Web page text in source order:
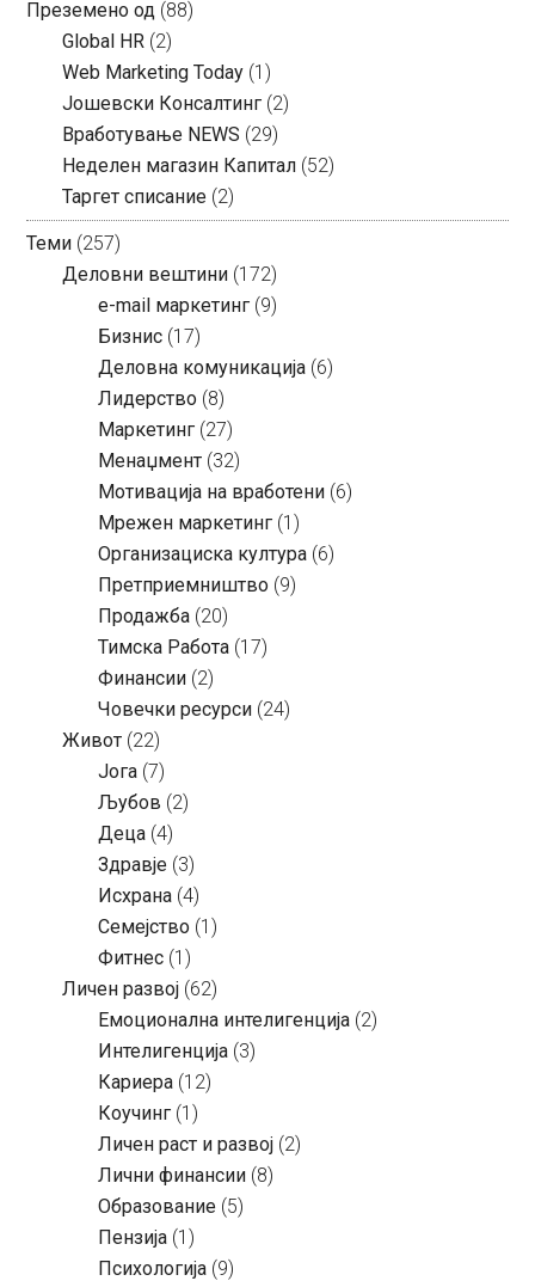
Преземено од (88)
Global HR (2)
Web Marketing Today (1)
Јошевски Консалтинг (2)
Вработување NEWS (29)
Неделен магазин Капитал (52)
Таргет списание (2)
Теми (257)
Деловни вештини (172)
e-mail маркетинг (9)
Бизнис (17)
Деловна комуникација (6)
Лидерство (8)
Маркетинг (27)
Менаџмент (32)
Мотивација на вработени (6)
Мрежен маркетинг (1)
Организациска култура (6)
Претприемништво (9)
Продажба (20)
Тимска Работа (17)
Финансии (2)
Човечки ресурси (24)
Живот (22)
Јога (7)
Љубов (2)
Деца (4)
Здравје (3)
Исхрана (4)
Семејство (1)
Фитнес (1)
Личен развој (62)
Емоционална интелигенција (2)
Интелигенција (3)
Кариера (12)
Коучинг (1)
Личен раст и развој (2)
Лични финансии (8)
Образование (5)
Пензија (1)
Психологија (9)